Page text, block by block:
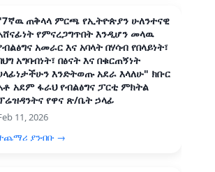
ጠቅላላ ምርጫ የኢትዮጵያን ሁለንተናዊ
የምናረጋግጥበት እንዲሆን መላዉ
አመራር እና አባላት በሃሳብ የበላይነት፣
አግባብነት፣ በፅናት እና በቁርጠኝነት
እንድትወጡ አደራ እላለሁ" ክቡር
አደም ፋራህ የብልፅግና ፓርቲ ምክትል
የዋና ጽ/ቤት ኃላፊ
11, 2026
ያንብቡ →